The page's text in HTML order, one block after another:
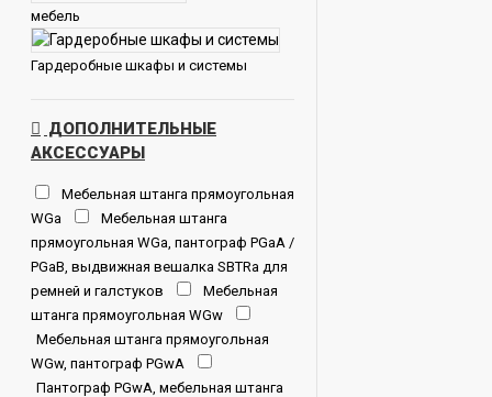
мебель
Гардеробные шкафы и системы
ДОПОЛНИТЕЛЬНЫЕ
АКСЕССУАРЫ
Мебельная штанга прямоугольная
WGa
Мебельная штанга
прямоугольная WGa, пантограф PGaA /
PGaB, выдвижная вешалка SBTRa для
ремней и галстуков
Мебельная
штанга прямоугольная WGw
Мебельная штанга прямоугольная
WGw, пантограф PGwA
Пантограф PGwA, мебельная штанга